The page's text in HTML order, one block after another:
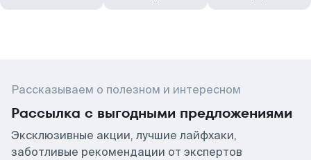
Рассказываем о полезном и интересном
Рассылка с выгодными предложениями
Эксклюзивные акции, лучшие лайфхаки,
заботливые рекомендации от экспертов